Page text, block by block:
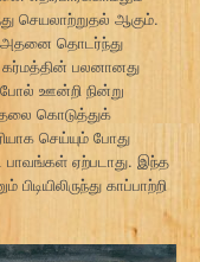
29, 2021in
அழிவில்லை. இந்த
யோகம் என்ற தர்மத்தை
பந்தம் என்ற பிடியில்